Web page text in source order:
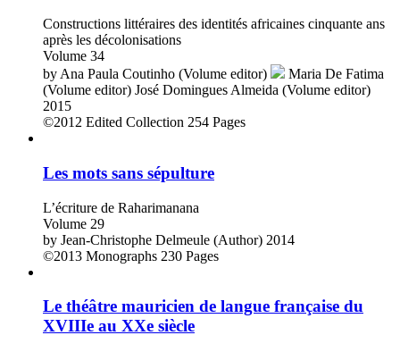
Constructions littéraires des identités africaines cinquante ans
après les décolonisations
Volume 34
by Ana Paula Coutinho (Volume editor)
Maria De Fatima
(Volume editor) José Domingues Almeida (Volume editor)
2015
©2012 Edited Collection 254 Pages
Les mots sans sépulture
L’écriture de Raharimanana
Volume 29
by Jean-Christophe Delmeule (Author) 2014
©2013 Monographs 230 Pages
Le théâtre mauricien de langue française du
XVIIIe au XXe siècle